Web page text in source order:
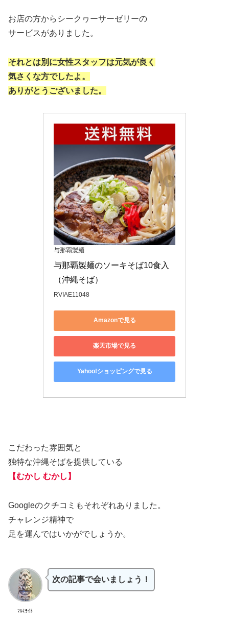
お店の方からシークヮーサーゼリーの
サービスがありました。
それとは別に女性スタッフは元気が良く
気さくな方でしたよ。
ありがとうございました。
与那覇製麺
与那覇製麺のソーキそば10食入
（沖縄そば）
RVIAE11048
Amazonで見る
楽天市場で見る
Yahoo!ショッピングで見る
こだわった雰囲気と
独特な沖縄そばを提供している
【むかし むかし】
Googleのクチコミもそれぞれありました。
チャレンジ精神で
足を運んではいかがでしょうか。
ﾏﾙｷﾗｲﾄ
次の記事で会いましょう！